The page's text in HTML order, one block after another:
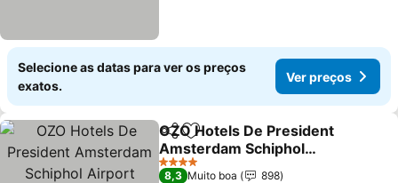
Selecione as datas para ver os preços
exatos.
Ver preços
PartilharAdicionar aos favoritos
OZO Hotels De President
Amsterdam Schiphol
Airport
4 Estrelas
8,3 Muito boa
898